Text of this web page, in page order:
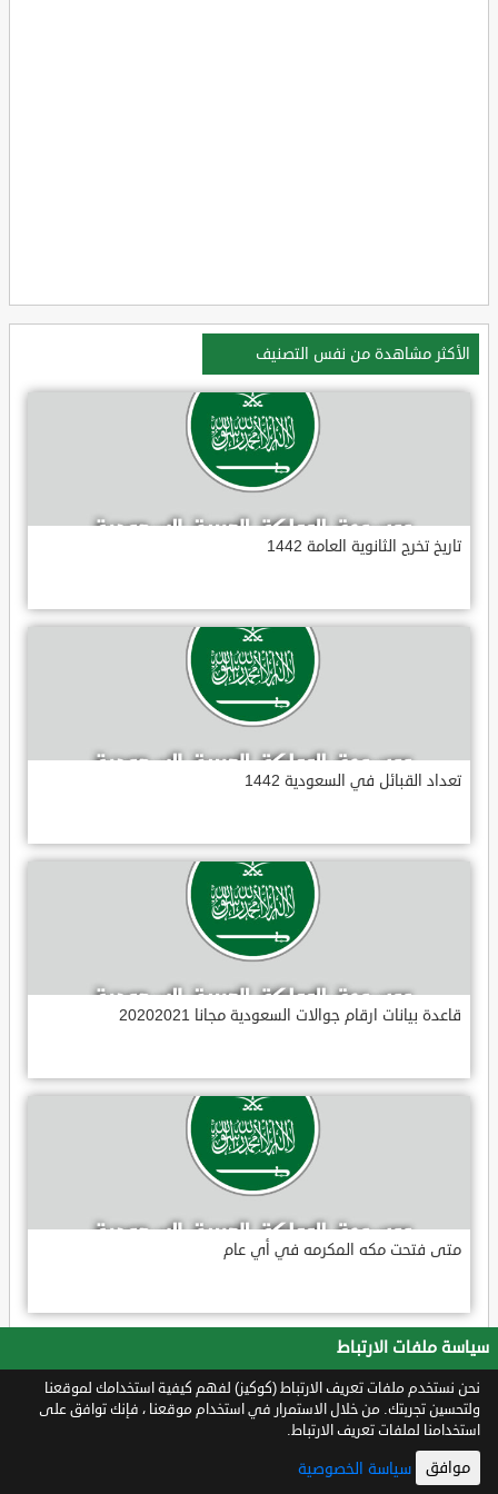
الأكثر مشاهدة من نفس التصنيف
تاريخ تخرج الثانوية العامة 1442
تعداد القبائل في السعودية 1442
قاعدة بيانات ارقام جوالات السعودية مجانا 20202021
متى فتحت مكه المكرمه في أي عام
سياسة ملفات الارتباط
نحن نستخدم ملفات تعريف الارتباط (كوكيز) لفهم كيفية استخدامك لموقعنا
ولتحسين تجربتك. من خلال الاستمرار في استخدام موقعنا ، فإنك توافق على
استخدامنا لملفات تعريف الارتباط.
موافق سياسة الخصوصية